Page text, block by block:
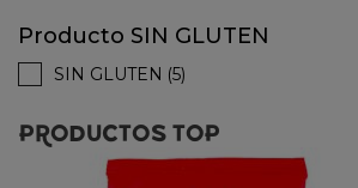
Producto SIN GLUTEN
SIN GLUTEN (5)
PRODUCTOS TOP